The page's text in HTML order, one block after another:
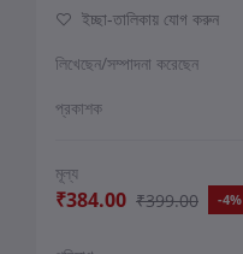
ইচ্ছা-তালিকায় যোগ করুন
লিখেছেন/সম্পাদনা করেছেন
প্রকাশক
মূল্য
₹384.00 ₹399.00 -4%